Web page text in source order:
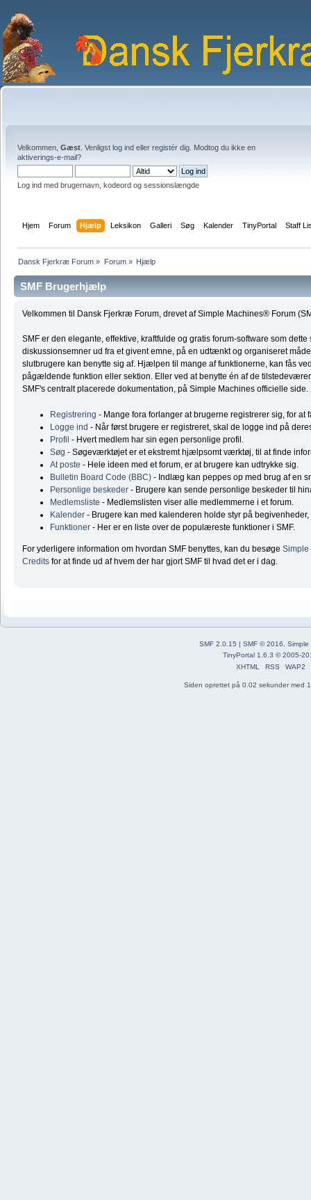
Velkommen, Gæst . Venligst log ind eller registér dig. Modtog du ikke en
aktiverings-e-mail?
Log ind med brugernavn, kodeord og sessionslængde
Hjem Forum Hjælp Leksikon Galleri Søg Kalender TinyPortal Staff
Dansk Fjerkræ Forum » Forum» Hjælp
SMF Brugerhjælp
Velkommen til Dansk Fjerkræ Forum, drevet af Simple Machines® Forum
SMF er den elegante, effektive, kraftfulde og gratis forum-software som
diskussionsemner ud fra et givent emne, på en udtænkt og organiseret
slutbrugere kan benytte sig af. Hjælpen til mange af funktionerne, kan fås
pågældende funktion eller sektion. Eller ved at benytte én af de
SMF's centralt placerede dokumentation, på Simple Machines officielle side.
Registrering - Mange fora forlanger at brugerne registrerer sig, for at
Logge ind - Når først brugere er registreret, skal de logge ind på
Profil - Hvert medlem har sin egen personlige profil.
Søg - Søgeværktøjet er et ekstremt hjælpsomt værktøj, til at finde
At poste - Hele ideen med et forum, er at brugere kan udtrykke sig.
Bulletin Board Code (BBC) - Indlæg kan peppes op med brug af en
Personlige beskeder - Brugere kan sende personlige beskeder til
Medlemsliste - Medlemslisten viser alle medlemmerne i et forum.
Kalender - Brugere kan med kalenderen holde styr på
Funktioner - Her er en liste over de populæreste funktioner i SMF.
For yderligere information om hvordan SMF benyttes, kan du besøgeSimple
Credits for at finde ud af hvem der har gjort SMF til hvad det er i dag.
SMF 2.0.15 | SMF © 2016, Simple
TinyPortal 1.6.3 ©2005-
XHTML
RSS WAP2
Siden oprettet på 0.02 sekunder med